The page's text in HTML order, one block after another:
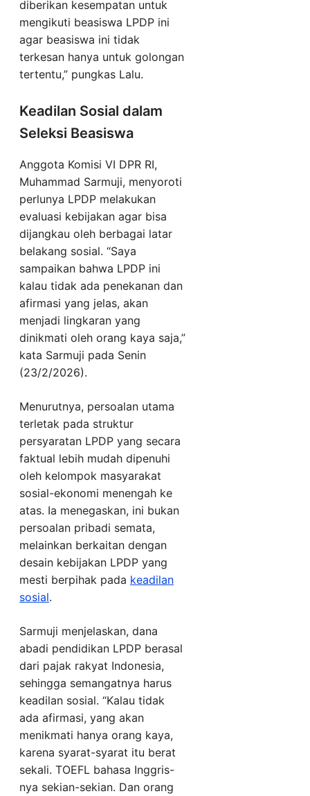
diberikan kesempatan untuk
mengikuti beasiswa LPDP ini
agar beasiswa ini tidak
terkesan hanya untuk golongan
tertentu,” pungkas Lalu.
Keadilan Sosial dalam
Seleksi Beasiswa
Anggota Komisi VI DPR RI,
Muhammad Sarmuji, menyoroti
perlunya LPDP melakukan
evaluasi kebijakan agar bisa
dijangkau oleh berbagai latar
belakang sosial. “Saya
sampaikan bahwa LPDP ini
kalau tidak ada penekanan dan
afirmasi yang jelas, akan
menjadi lingkaran yang
dinikmati oleh orang kaya saja,”
kata Sarmuji pada Senin
(23/2/2026).
Menurutnya, persoalan utama
terletak pada struktur
persyaratan LPDP yang secara
faktual lebih mudah dipenuhi
oleh kelompok masyarakat
sosial-ekonomi menengah ke
atas. Ia menegaskan, ini bukan
persoalan pribadi semata,
melainkan berkaitan dengan
desain kebijakan LPDP yang
mesti berpihak pada keadilan
sosial.
Sarmuji menjelaskan, dana
abadi pendidikan LPDP berasal
dari pajak rakyat Indonesia,
sehingga semangatnya harus
keadilan sosial. “Kalau tidak
ada afirmasi, yang akan
menikmati hanya orang kaya,
karena syarat-syarat itu berat
sekali. TOEFL bahasa Inggris-
nya sekian-sekian. Dan orang